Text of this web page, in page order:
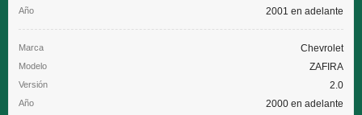
2001 en adelante
Chevrolet
ZAFIRA
2.0
2000 en adelante